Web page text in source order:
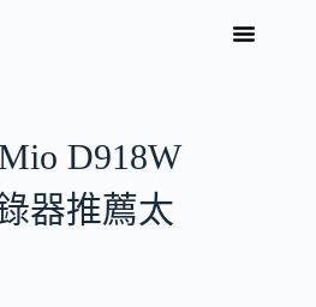
D918W
器推薦太